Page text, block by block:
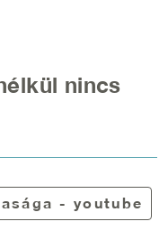
nincs
- youtube